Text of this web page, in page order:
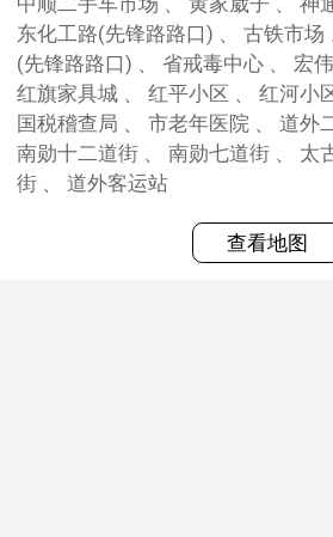
东化工路(先锋路路口) 、 古铁市场 、 油漆厂 、 东棵街
(先锋路路口) 、 省戒毒中心 、 宏伟路(先锋路路口) 、
红旗家具城 、 红平小区 、 红河小区 、 大新鞋城 、 市
国税稽查局 、 市老年医院 、 道外二十道街 、 玛克威 、
南勋十二道街 、 南勋七道街 、 太古六道街 、 太古头道
街 、 道外客运站
查看地图